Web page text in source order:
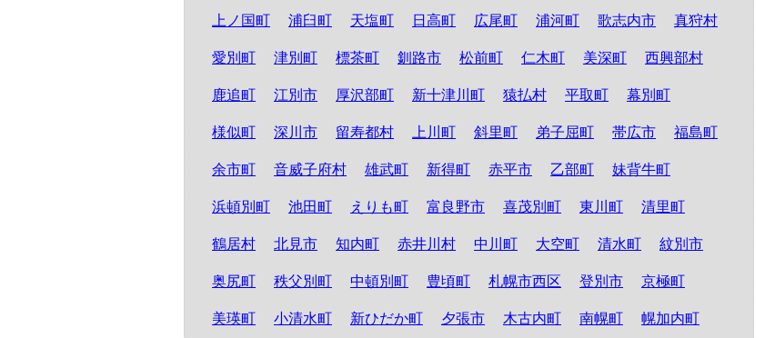
上ノ国町 浦臼町 天塩町 日高町 広尾町 浦河町 歌志内市 真狩村
愛別町 津別町 標茶町 釧路市 松前町 仁木町 美深町 西興部村
鹿追町 江別市 厚沢部町 新十津川町 猿払村 平取町 幕別町
様似町 深川市 留寿都村 上川町 斜里町 弟子屈町 帯広市 福島町
余市町 音威子府村 雄武町 新得町 赤平市 乙部町 妹背牛町
浜頓別町 池田町 えりも町 富良野市 喜茂別町 東川町 清里町
鶴居村 北見市 知内町 赤井川村 中川町 大空町 清水町 紋別市
奥尻町 秩父別町 中頓別町 豊頃町 札幌市西区 登別市 京極町
美瑛町 小清水町 新ひだか町 夕張市 木古内町 南幌町 幌加内町